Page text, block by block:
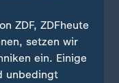
Sophie Wolter
Ball
Lucy Bronze
ZDF, ZDFheute
setzen wir
ein. Einige
unbedingt